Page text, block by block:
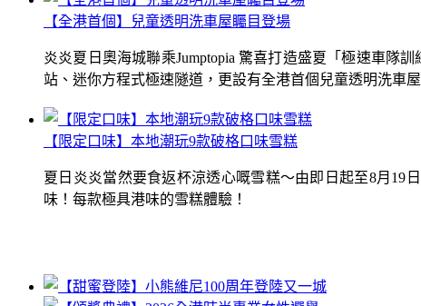
【全港首個】兒童透明洗車屋矚目登場
炎炎夏日奧海城聯乘Jumptopia 驚喜打造盛夏「極速車隊
站、迷你方程式極速隧道，更設有全港首個兒童透明洗車
【限定口味】本地潮玩9款破格口味雪糕
夏日炎炎當然要食返杯涼透心嘅雪糕～由即日起至8月19
味！每款極具港味的雪糕體驗！